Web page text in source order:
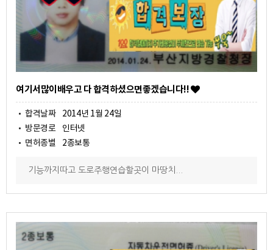
여기서많이배우고 다 합격하셨으면좋겠습니다!!
합격날짜 2014년 1월 24일
방문경로 인터넷
면허종별 2종보통
기능까지따고 도로주행연습할곳이 마땅치...